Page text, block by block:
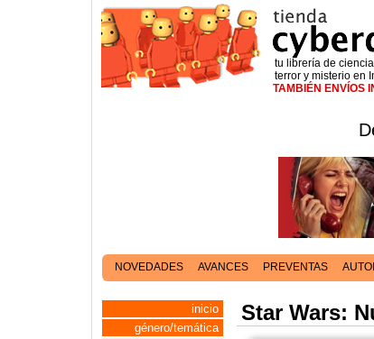
tu librería de
terror y misterio en
TAMBIÉN ENVÍOS
NOVEDADES AVANCES PREVENTAS
inicio
género/temática
Star Wars: